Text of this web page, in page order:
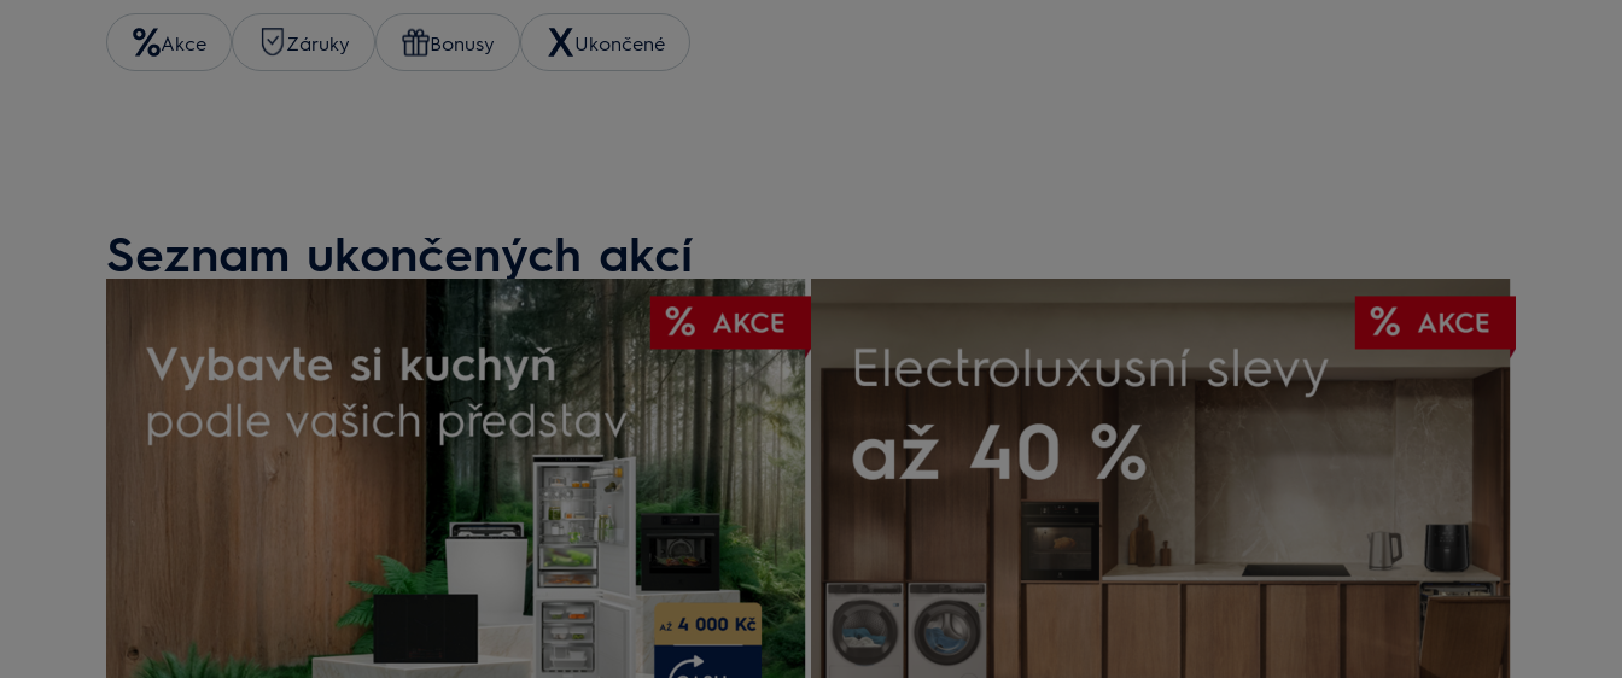
Akce Záruky Bonusy Ukončené
Seznam ukončených akcí